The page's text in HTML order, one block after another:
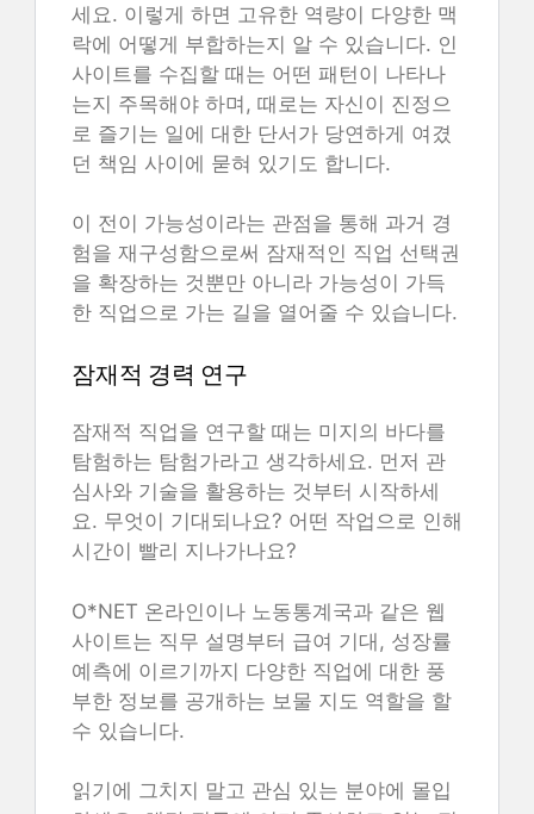
세요. 이렇게 하면 고유한 역량이 다양한 맥
락에 어떻게 부합하는지 알 수 있습니다. 인
사이트를 수집할 때는 어떤 패턴이 나타나
는지 주목해야 하며, 때로는 자신이 진정으
로 즐기는 일에 대한 단서가 당연하게 여겼
던 책임 사이에 묻혀 있기도 합니다.
이 전이 가능성이라는 관점을 통해 과거 경
험을 재구성함으로써 잠재적인 직업 선택권
을 확장하는 것뿐만 아니라 가능성이 가득
한 직업으로 가는 길을 열어줄 수 있습니다.
잠재적 경력 연구
잠재적 직업을 연구할 때는 미지의 바다를
탐험하는 탐험가라고 생각하세요. 먼저 관
심사와 기술을 활용하는 것부터 시작하세
요. 무엇이 기대되나요? 어떤 작업으로 인해
시간이 빨리 지나가나요?
O*NET 온라인이나 노동통계국과 같은 웹
사이트는 직무 설명부터 급여 기대, 성장률
예측에 이르기까지 다양한 직업에 대한 풍
부한 정보를 공개하는 보물 지도 역할을 할
수 있습니다.
읽기에 그치지 말고 관심 있는 분야에 몰입